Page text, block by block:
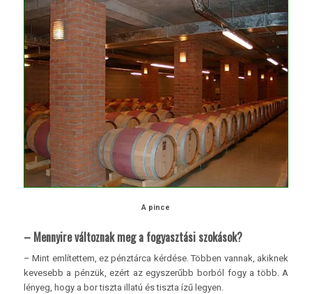
A pince
– Mennyire változnak meg a fogyasztási szokások?
– Mint említettem, ez pénztárca kérdése. Többen vannak, akiknek
kevesebb a pénzük, ezért az egyszerűbb borból fogy a több. A
lényeg, hogy a bor tiszta illatú és tiszta ízű legyen.